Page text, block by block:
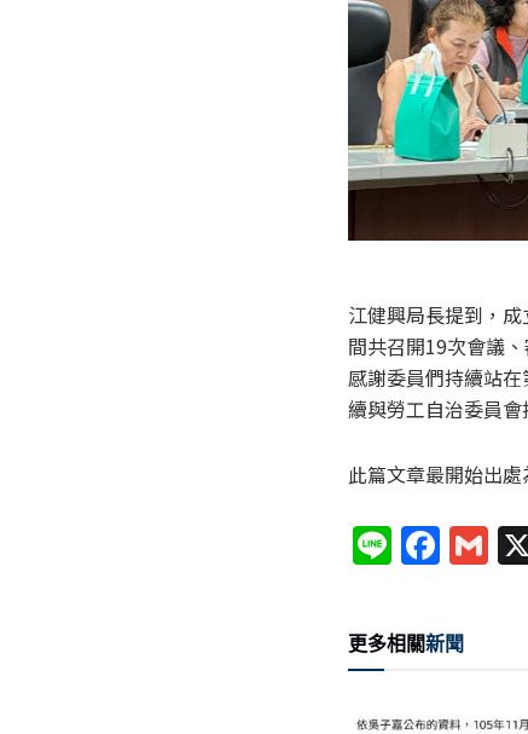
江健興局長提到，
間共召開19次會議
感謝委員們持續站
續與勞工自治委員
此篇文章最開始出處
Li
n
e
F
a
c
e
G
m
更多相關新聞